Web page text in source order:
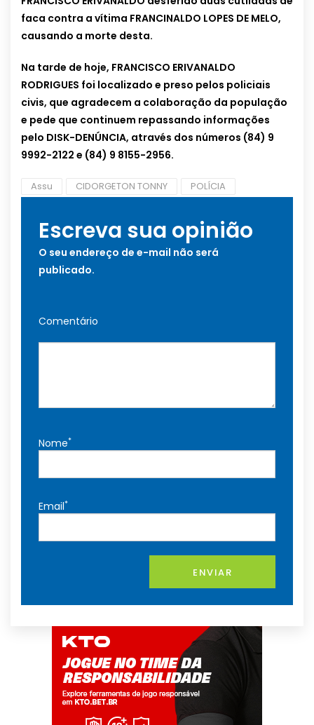
faca contra a vítima FRANCINALDO LOPES DE MELO,
causando a morte desta.
Na tarde de hoje, FRANCISCO ERIVANALDO
RODRIGUES foi localizado e preso pelos policiais
civis, que agradecem a colaboração da população
e pede que continuem repassando informações
pelo DISK-DENÚNCIA, através dos números (84) 9
9992-2122 e (84) 9 8155-2956.
Assu CIDORGETON TONNY POLÍCIA
Escreva sua opinião
O seu endereço de e-mail não será
publicado.
Comentário
Nome*
Email*
ENVIAR